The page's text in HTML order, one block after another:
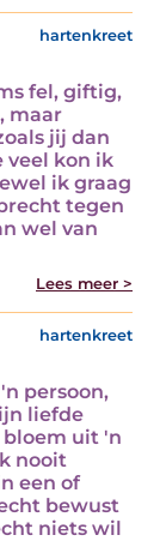
hartenkreet
fel, giftig,
maar
jij dan
veel kon ik
ik graag
tegen
wel van
Lees meer >
hartenkreet
persoon,
liefde
uit 'n
nooit
een of
bewust
niets wil